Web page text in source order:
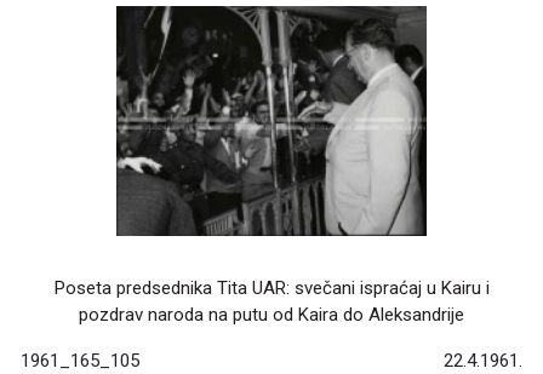
Poseta predsednika Tita UAR: svečani ispraćaj u Kairu i
pozdrav naroda na putu od Kaira do Aleksandrije
1961_165_105 22.4.1961.